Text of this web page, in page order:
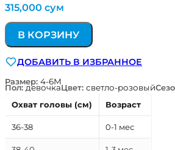
315,000 сум
В КОРЗИНУ
ДОБАВИТЬ В ИЗБРАННОЕ
Размер: 4-6М
Пол:девочкаЦвет: светло-розовый
Охват головы (см)
Возраст
36-38 0-1 мес